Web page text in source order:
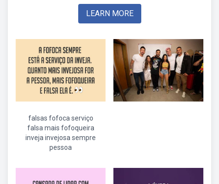
LEARN MORE
falsas fofoca serviço
falsa mais fofoqueira
inveja invejosa sempre
pessoa